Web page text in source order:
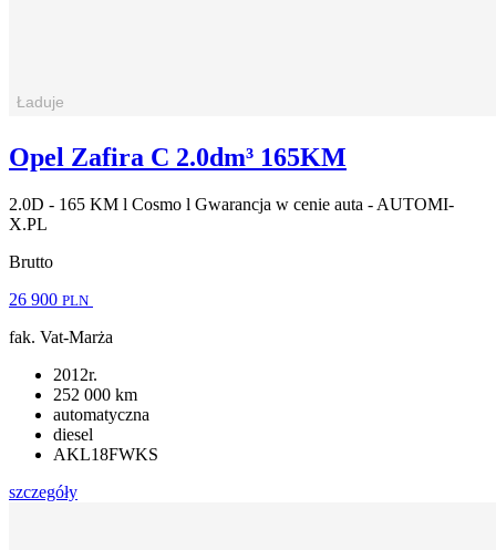
Opel Zafira C 2.0dm³ 165KM
2.0D - 165 KM l Cosmo l Gwarancja w cenie auta - AUTOMI-
X.PL
Brutto
26 900 PLN
fak. Vat-Marża
2012r.
252 000 km
automatyczna
diesel
AKL18FWKS
szczegóły